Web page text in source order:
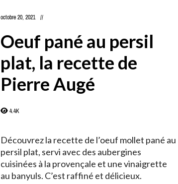
Chef
octobre 20, 2021
Oeuf pané au persil
plat, la recette de
Pierre Augé
4.4K
Découvrez la recette de l’oeuf mollet pané au
persil plat, servi avec des aubergines
cuisinées à la provençale et une vinaigrette
au banyuls. C’est raffiné et délicieux.